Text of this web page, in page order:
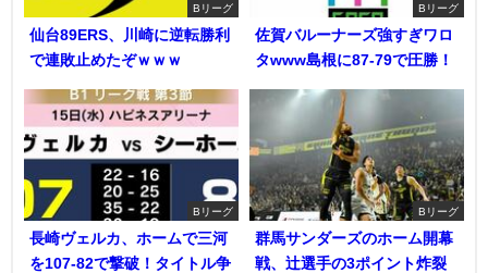
Bリーグ
仙台89ERS、川崎に逆転勝利
で連敗止めたぞｗｗｗ
Bリーグ
佐賀バルーナーズ強すぎワロ
タwww島根に87-79で圧勝！
Bリーグ
長崎ヴェルカ、ホームで三河
を107-82で撃破！タイトル争
Bリーグ
群馬サンダーズのホーム開幕
戦、辻選手の3ポイント炸裂